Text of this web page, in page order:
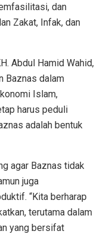
dan
Zakat, Infak, dan
Abdul Hamid Wahid,
Baznas dalam
Islam,
harus peduli
adalah bentuk
agar Baznas tidak
juga
“Kita berharap
terutama dalam
yang bersifat